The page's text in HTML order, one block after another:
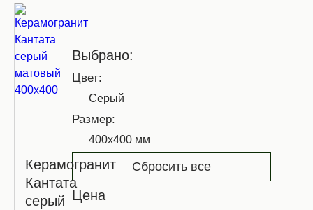
Выбрано:
Цвет:
Серый
Размер:
400х400 мм
Сбросить все
Цена
Керамогранит
Кантата
серый